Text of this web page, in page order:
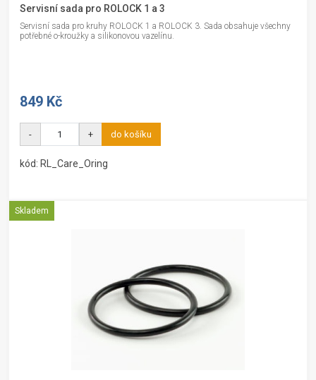
Servisní sada pro ROLOCK 1 a 3
Servisní sada pro kruhy ROLOCK 1 a ROLOCK 3. Sada obsahuje všechny
potřebné o-kroužky a silikonovou vazelínu.
849 Kč
- + do košíku
kód: RL_Care_Oring
Skladem